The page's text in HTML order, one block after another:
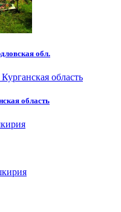
обл.
область